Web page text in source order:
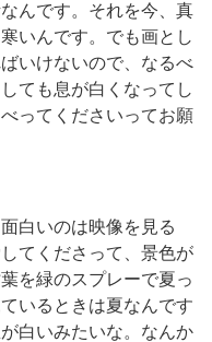
んです。それを今、真
いんです。でも画とし
いけないので、なるべ
ても息が白くなってし
ってくださいってお願
白いのは映像を見る
てくださって、景色が
を緑のスプレーで夏っ
いるときは夏なんです
白いみたいな。なんか